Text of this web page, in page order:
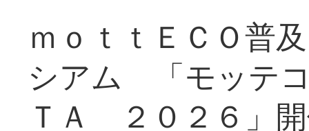
ｍｏｔｔＥＣＯ普
シアム 「モッテ
ＴＡ ２０２６」